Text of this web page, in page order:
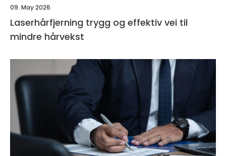
09. May 2026
Laserhårfjerning trygg og effektiv vei til
mindre hårvekst